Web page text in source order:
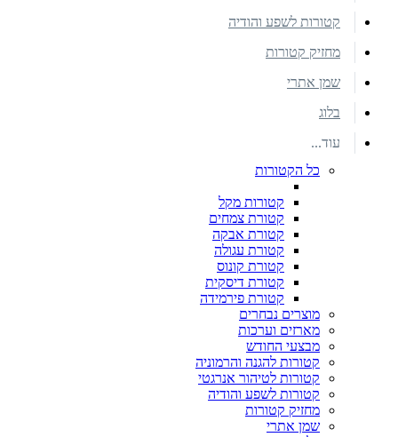
קטורות לשפע והודיה
מחזיק קטורות
שמן אתרי
בלוג
עוד...
כל הקטורות
קטורות מקל
קטורת צמחים
קטורת אבקה
קטורת עגולה
קטורת קונוס
קטורת דיסקית
קטורת פירמידה
מוצרים נבחרים
מארזים וערכות
מבצעי החודש
קטורות להגנה והרמוניה
קטורות לטיהור אנרגטי
קטורות לשפע והודיה
מחזיק קטורות
שמן אתרי